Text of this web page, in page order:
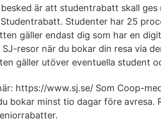
är att studentrabatt skall
Studenter har 25
gäller endast dig som har en
resor när du bokar din resa via
gäller utöver eventuella student
https://www.sj.se/ Som Coop-
bokar minst tio dagar före avresa.